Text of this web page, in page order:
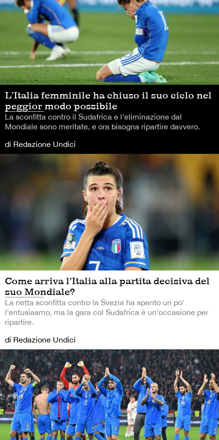
L’Italia femminile ha chiuso il suo ciclo nel
peggior modo possibile
La sconfitta contro il Sudafrica e l'eliminazione dal
Mondiale sono meritate, e ora bisogna ripartire davvero.
di Redazione Undici
Come arriva l’Italia alla partita decisiva del
suo Mondiale?
La netta sconfitta contro la Svezia ha spento un po'
l'entusiasmo, ma la gara col Sudafrica è un'occasione per
ripartire.
di Redazione Undici